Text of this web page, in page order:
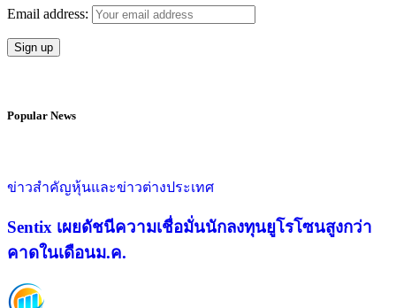
Email address:
Popular News
ข่าวสำคัญหุ้นและข่าวต่างประเทศ
Sentix เผยดัชนีความเชื่อมั่นนักลงทุนยูโรโซนสูงกว่า
คาดในเดือนม.ค.